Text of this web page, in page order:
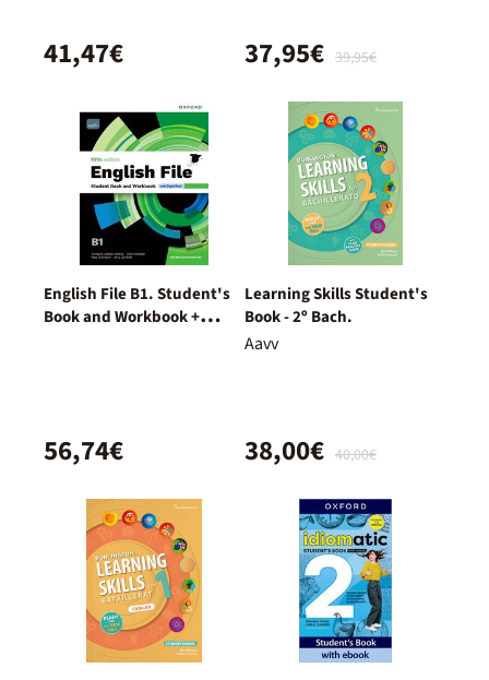
41,47€ 39,95€
37,95€
English File B1. Student's
Book and Workbook +
56,74€
Learning Skills Student's
Book - 2º Bach.
Aavv
40,00€
38,00€